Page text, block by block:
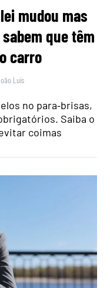
mudou mas
que têm
carro
Luís
no para‑brisas,
Saiba o
coimas